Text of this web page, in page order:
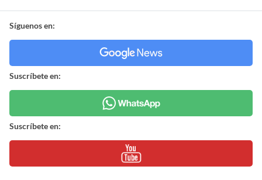
Síguenos en:
Suscríbete en:
Suscríbete en: